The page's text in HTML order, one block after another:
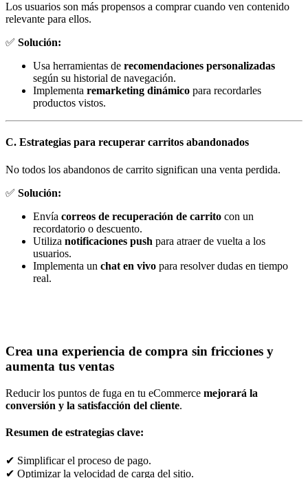
Los usuarios son más propensos a comprar cuando ven contenido
relevante para ellos.
✅ Solución:
Usa herramientas de recomendaciones personalizadas
según su historial de navegación.
Implementa remarketing dinámico para recordarles
productos vistos.
C. Estrategias para recuperar carritos abandonados
No todos los abandonos de carrito significan una venta perdida.
✅ Solución:
Envía correos de recuperación de carrito con un
recordatorio o descuento.
Utiliza notificaciones push para atraer de vuelta a los
usuarios.
Implementa un chat en vivo para resolver dudas en tiempo
real.
Crea una experiencia de compra sin fricciones y
aumenta tus ventas
Reducir los puntos de fuga en tu eCommerce mejorará la
conversión y la satisfacción del cliente.
Resumen de estrategias clave:
✔ Simplificar el proceso de pago.
✔ Optimizar la velocidad de carga del sitio.